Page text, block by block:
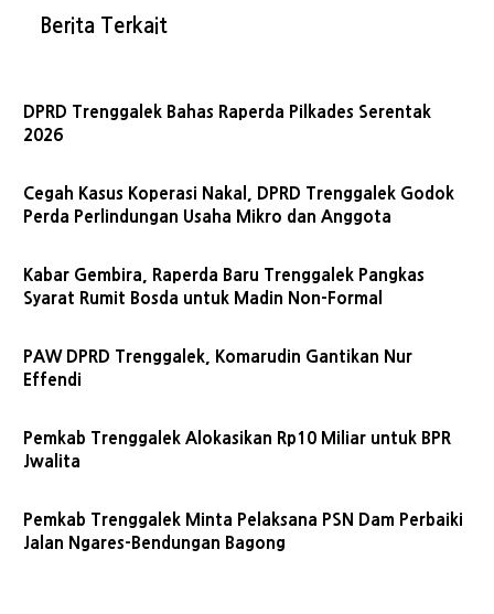
Berita Terkait
DPRD Trenggalek Bahas Raperda Pilkades Serentak
2026
Cegah Kasus Koperasi Nakal, DPRD Trenggalek Godok
Perda Perlindungan Usaha Mikro dan Anggota
Kabar Gembira, Raperda Baru Trenggalek Pangkas
Syarat Rumit Bosda untuk Madin Non-Formal
PAW DPRD Trenggalek, Komarudin Gantikan Nur
Effendi
Pemkab Trenggalek Alokasikan Rp10 Miliar untuk BPR
Jwalita
Pemkab Trenggalek Minta Pelaksana PSN Dam Perbaiki
Jalan Ngares-Bendungan Bagong